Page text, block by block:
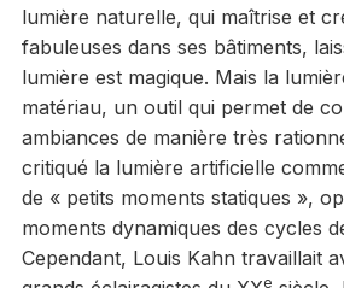
lumière naturelle, qui maîtrise et
fabuleuses dans ses bâtiments,
lumière est magique. Mais la
matériau, un outil qui permet de
ambiances de manière très
critiqué la lumière artificielle
de « petits moments statiques »,
moments dynamiques des cycles
Cependant, Louis Kahn travaillait
e